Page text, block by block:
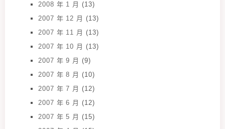
2008 年 1 月 (13)
2007 年 12 月 (13)
2007 年 11 月 (13)
2007 年 10 月 (13)
2007 年 9 月 (9)
2007 年 8 月 (10)
2007 年 7 月 (12)
2007 年 6 月 (12)
2007 年 5 月 (15)